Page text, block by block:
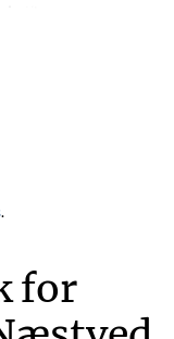
.
for